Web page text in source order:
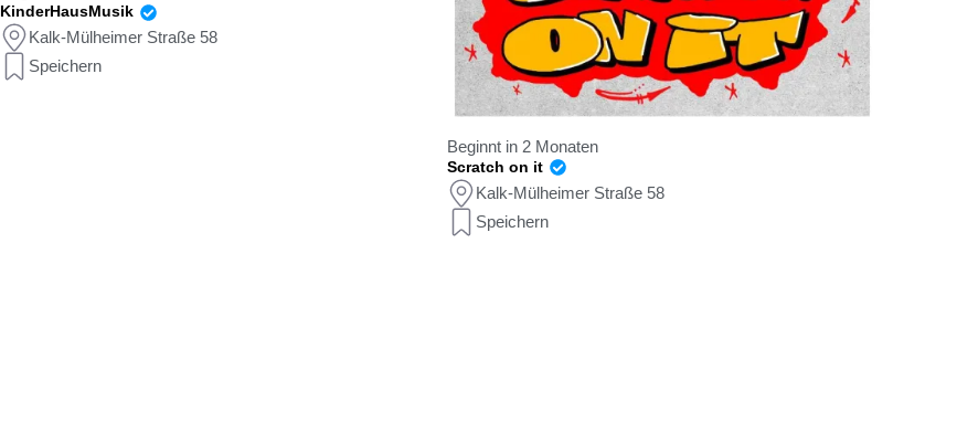
KinderHausMusik
Kalk-Mülheimer Straße 58
Speichern
Beginnt in 2 Monaten
Scratch on it
Kalk-Mülheimer Straße 58
Speichern